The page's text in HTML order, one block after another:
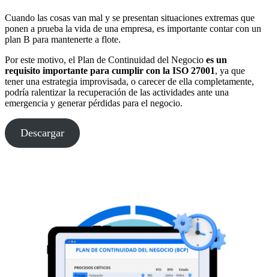
Cuando las cosas van mal y se presentan situaciones extremas que
ponen a prueba la vida de una empresa, es importante contar con un
plan B para mantenerte a flote.
Por este motivo, el Plan de Continuidad del Negocio es un
requisito importante para cumplir con la ISO 27001, ya que
tener una estrategia improvisada, o carecer de ella completamente,
podría ralentizar la recuperación de las actividades ante una
emergencia y generar pérdidas para el negocio.
Descargar